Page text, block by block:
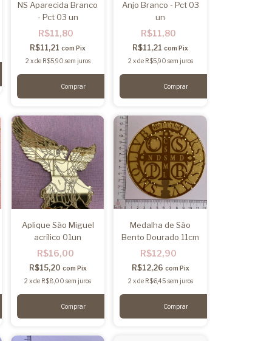
NS Aparecida Branco
- Pct 03 un
R$11,80
R$11,21 com Pix
2 xde R$5,90 sem juros
Anjo Branco - Pct 03
un
R$11,80
R$11,21 com Pix
2 xde R$5,90 sem juros
Aplique São Miguel
acrílico 01un
R$16,00
R$15,20 com Pix
2 xde R$8,00 sem juros
Medalha de São
Bento Dourado 11cm
R$12,90
R$12,26 com Pix
2 xde R$6,45 sem juros